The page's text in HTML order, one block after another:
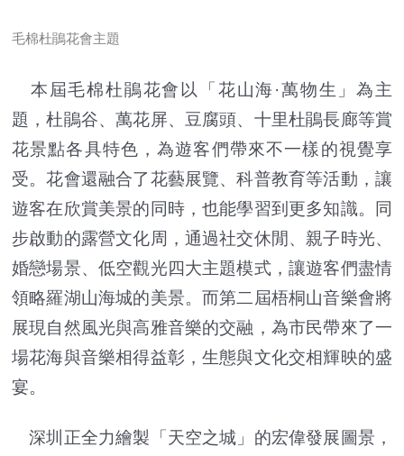
毛棉杜鵑花會主題
本屆毛棉杜鵑花會以「花山海·萬物生」為主
題，杜鵑谷、萬花屏、豆腐頭、十里杜鵑長廊等賞
花景點各具特色，為遊客們帶來不一樣的視覺享
受。花會還融合了花藝展覽、科普教育等活動，讓
遊客在欣賞美景的同時，也能學習到更多知識。同
步啟動的露營文化周，通過社交休閒、親子時光、
婚戀場景、低空觀光四大主題模式，讓遊客們盡情
領略羅湖山海城的美景。而第二屆梧桐山音樂會將
展現自然風光與高雅音樂的交融，為市民帶來了一
場花海與音樂相得益彰，生態與文化交相輝映的盛
宴。
深圳正全力繪製「天空之城」的宏偉發展圖景，